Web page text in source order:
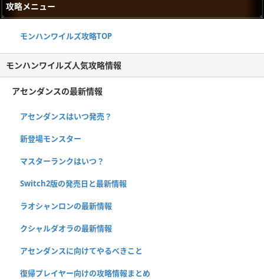
攻略メニュー
モンハンワイルズ攻略TOP
モンハンワイルズ人気攻略情報
アセンダンスの最新情報
アセンダンスはいつ発売？
新登場モンスター
マスターランクはいつ？
Switch2版の発売日と最新情報
ラオシャンロンの最新情報
クシャルダオラの最新情報
アセンダンスに向けてやるべきこと
復帰プレイヤー向けの攻略情報まとめ